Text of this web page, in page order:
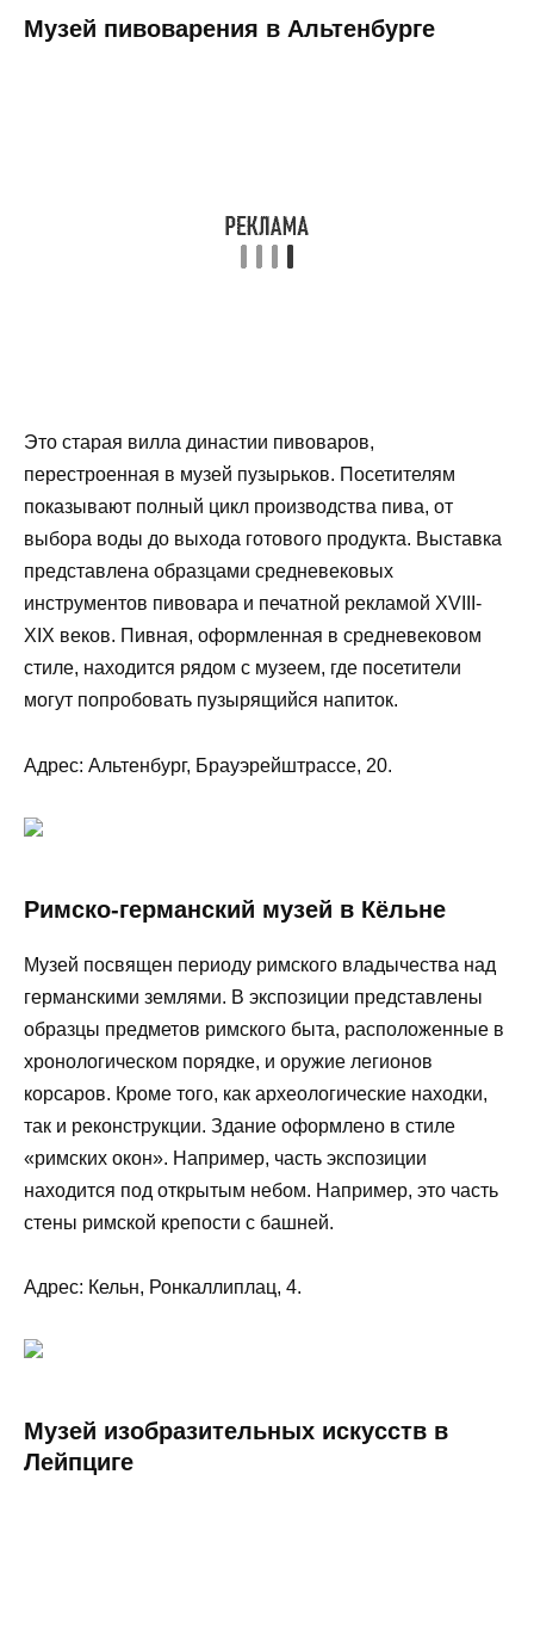
Музей пивоварения в Альтенбурге
Это старая вилла династии пивоваров,
перестроенная в музей пузырьков. Посетителям
показывают полный цикл производства пива, от
выбора воды до выхода готового продукта. Выставка
представлена образцами средневековых
инструментов пивовара и печатной рекламой XVIII-
XIX веков. Пивная, оформленная в средневековом
стиле, находится рядом с музеем, где посетители
могут попробовать пузырящийся напиток.
Адрес: Альтенбург, Брауэрейштрассе, 20.
Римско-германский музей в Кёльне
Музей посвящен периоду римского владычества над
германскими землями. В экспозиции представлены
образцы предметов римского быта, расположенные в
хронологическом порядке, и оружие легионов
корсаров. Кроме того, как археологические находки,
так и реконструкции. Здание оформлено в стиле
«римских окон». Например, часть экспозиции
находится под открытым небом. Например, это часть
стены римской крепости с башней.
Адрес: Кельн, Ронкаллиплац, 4.
Музей изобразительных искусств в
Лейпциге